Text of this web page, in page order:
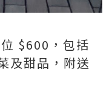
$600，包括
及甜品，附送